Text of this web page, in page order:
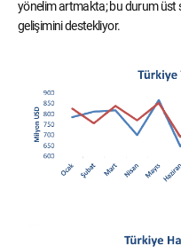
yönelim artmakta; bu durum üst
gelişimini destekliyor.